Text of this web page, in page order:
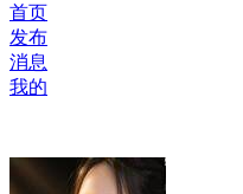
首页
发布
消息
我的